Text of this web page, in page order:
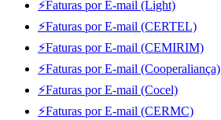
⚡Faturas por E-mail (Light)
⚡Faturas por E-mail (CERTEL)
⚡Faturas por E-mail (CEMIRIM)
⚡Faturas por E-mail (Cooperaliança)
⚡Faturas por E-mail (Cocel)
⚡Faturas por E-mail (CERMC)